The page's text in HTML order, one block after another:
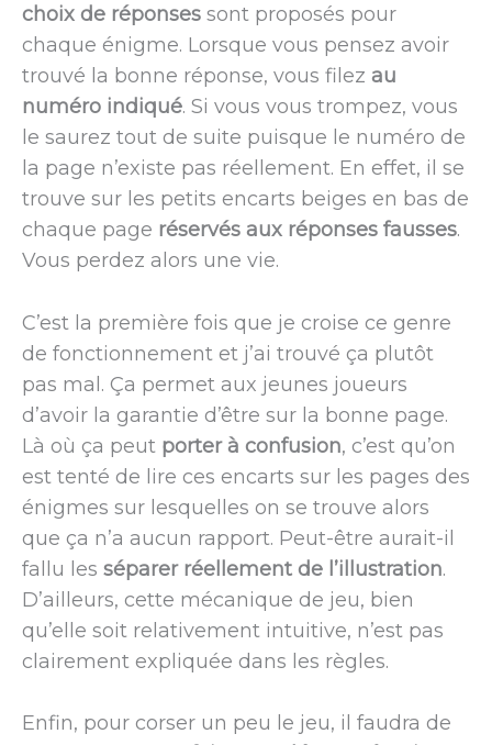
choix de réponses sont proposés pour
chaque énigme. Lorsque vous pensez avoir
trouvé la bonne réponse, vous filez au
numéro indiqué. Si vous vous trompez, vous
le saurez tout de suite puisque le numéro de
la page n’existe pas réellement. En effet, il se
trouve sur les petits encarts beiges en bas de
chaque page réservés aux réponses fausses.
Vous perdez alors une vie.
C’est la première fois que je croise ce genre
de fonctionnement et j’ai trouvé ça plutôt
pas mal. Ça permet aux jeunes joueurs
d’avoir la garantie d’être sur la bonne page.
Là où ça peut porter à confusion, c’est qu’on
est tenté de lire ces encarts sur les pages des
énigmes sur lesquelles on se trouve alors
que ça n’a aucun rapport. Peut-être aurait-il
fallu les séparer réellement de l’illustration.
D’ailleurs, cette mécanique de jeu, bien
qu’elle soit relativement intuitive, n’est pas
clairement expliquée dans les règles.
Enfin, pour corser un peu le jeu, il faudra de